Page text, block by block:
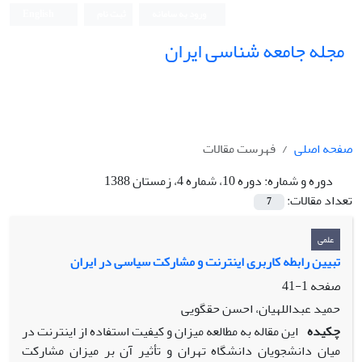
مجله جامعه شناسی ایران
صفحه اصلی
فهرست مقالات
دوره و شماره:دوره 10، شماره 4، زمستان 1388
تعداد مقالات:
7
علمی
تبیین رابطه کاربری اینترنت و مشارکت سیاسی در ایران
صفحه1-41
حمید عبداللهیان، احسن حقگویی
چکیده این مقاله به مطالعه میزان و کیفیت استفاده از اینترنت در
میان دانشجویان دانشگاه تهران و تأثیر آن بر میزان مشارکت